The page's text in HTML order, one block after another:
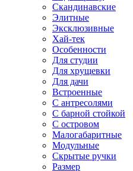
Скандинавские
Элитные
Эксклюзивные
Хай-тек
Особенности
Для студии
Для хрущевки
Для дачи
Встроенные
С антресолями
С барной стойкой
С островом
Малогабаритные
Модульные
Скрытые ручки
Размер